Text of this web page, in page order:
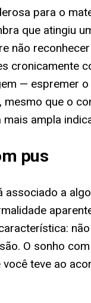
para o
que atingiu
não
—
que o
ampla
pus
a
O sonho
teve ao